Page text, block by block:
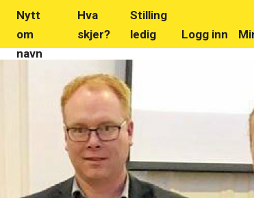
Nytt
om
navn
Hva
skjer?
Stilling
ledig
Logg inn